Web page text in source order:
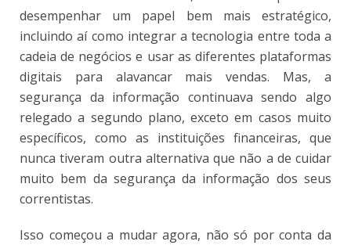
desempenhar um papel bem mais estratégico,
incluindo aí como integrar a tecnologia entre toda a
cadeia de negócios e usar as diferentes plataformas
digitais para alavancar mais vendas. Mas, a
segurança da informação continuava sendo algo
relegado a segundo plano, exceto em casos muito
específicos, como as instituições financeiras, que
nunca tiveram outra alternativa que não a de cuidar
muito bem da segurança da informação dos seus
correntistas.
Isso começou a mudar agora, não só por conta da